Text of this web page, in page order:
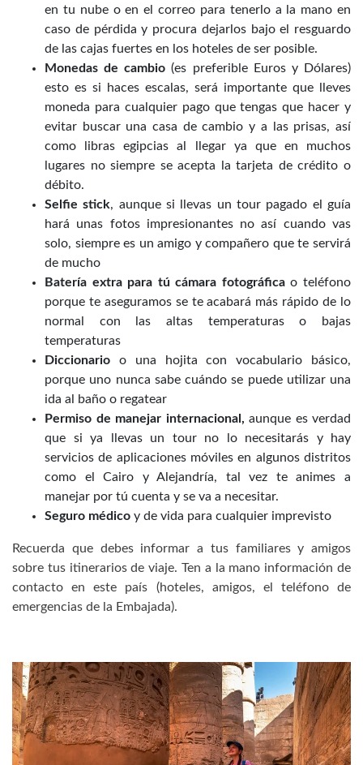
en tu nube o en el correo para tenerlo a la mano en
caso de pérdida y procura dejarlos bajo el resguardo
de las cajas fuertes en los hoteles de ser posible.
Monedas de cambio (es preferible Euros y Dólares)
esto es si haces escalas, será importante que lleves
moneda para cualquier pago que tengas que hacer y
evitar buscar una casa de cambio y a las prisas, así
como libras egipcias al llegar ya que en muchos
lugares no siempre se acepta la tarjeta de crédito o
débito.
Selfie stick, aunque si llevas un tour pagado el guía
hará unas fotos impresionantes no así cuando vas
solo, siempre es un amigo y compañero que te servirá
de mucho
Batería extra para tú cámara fotográficao teléfono
porque te aseguramos se te acabará más rápido de lo
normal con las altas temperaturas o bajas
temperaturas
Diccionario o una hojita con vocabulario básico,
porque uno nunca sabe cuándo se puede utilizar una
ida al baño o regatear
Permiso de manejar internacional, aunque es verdad
que si ya llevas un tour no lo necesitarás y hay
servicios de aplicaciones móviles en algunos distritos
como el Cairo y Alejandría, tal vez te animes a
manejar por tú cuenta y se va a necesitar.
Seguro médico y de vida para cualquier imprevisto
Recuerda que debes informar a tus familiares y amigos
sobre tus itinerarios de viaje. Ten a la mano información de
contacto en este país (hoteles, amigos, el teléfono de
emergencias de la Embajada).